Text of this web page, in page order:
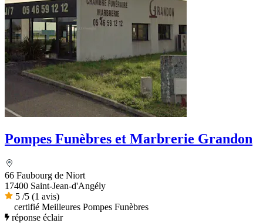
Pompes Funèbres et Marbrerie Grandon
66 Faubourg de Niort
17400 Saint-Jean-d'Angély
5 /5 (1 avis)
certifié Meilleures Pompes Funèbres
réponse éclair